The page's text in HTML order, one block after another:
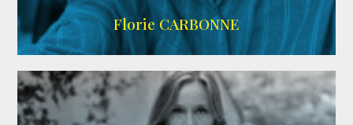
Imdb
Florie CARBONNE